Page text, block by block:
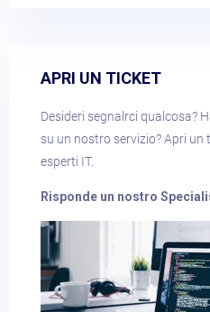
APRI UN TICKET​
Desideri segnalrci qualcosa?
su un nostro servizio? Apri un
esperti IT.
Risponde un nostro